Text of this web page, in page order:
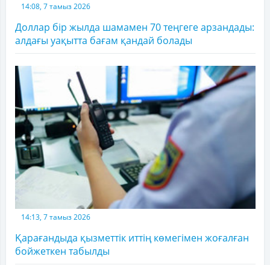
14:08, 7 тамыз 2026
Доллар бір жылда шамамен 70 теңгеге арзандады:
алдағы уақытта бағам қандай болады
14:13, 7 тамыз 2026
Қарағандыда қызметтік иттің көмегімен жоғалған
бойжеткен табылды